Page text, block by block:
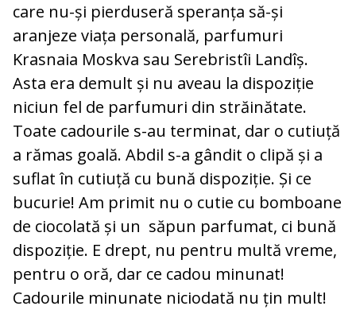
care nu-și pierduseră speranța să-și
aranjeze viața personală, parfumuri
Krasnaia Moskva sau Serebristîi Landîș.
Asta era demult și nu aveau la dispoziție
niciun fel de parfumuri din străinătate.
Toate cadourile s-au terminat, dar o cutiuță
a rămas goală. Abdil s-a gândit o clipă și a
suflat în cutiuță cu bună dispoziție. Și ce
bucurie! Am primit nu o cutie cu bomboane
de ciocolată și un săpun parfumat, ci bună
dispoziție. E drept, nu pentru multă vreme,
pentru o oră, dar ce cadou minunat!
Cadourile minunate niciodată nu țin mult!